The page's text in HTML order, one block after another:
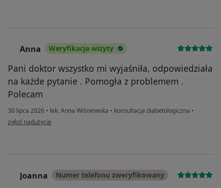
Anna Weryfikacja wizyty
Pani doktor wszystko mi wyjaśniła, odpowiedziała
na każde pytanie . Pomogła z problemem .
Polecam
30 lipca 2026 • lek. Anna Wiśniewska • konsultacja diabetologiczna •
w opinii użytkownika Anna
zgłoś nadużycie
Joanna Numer telefonu zweryfikowany